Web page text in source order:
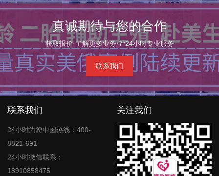
真诚期待与您的合作
获取报价·了解更多业务·7*24小时专业服务
联系我们
联系我们
24小时为您中国热线：400-
8821-691
24小时微信联系：
18910858475
关注我们